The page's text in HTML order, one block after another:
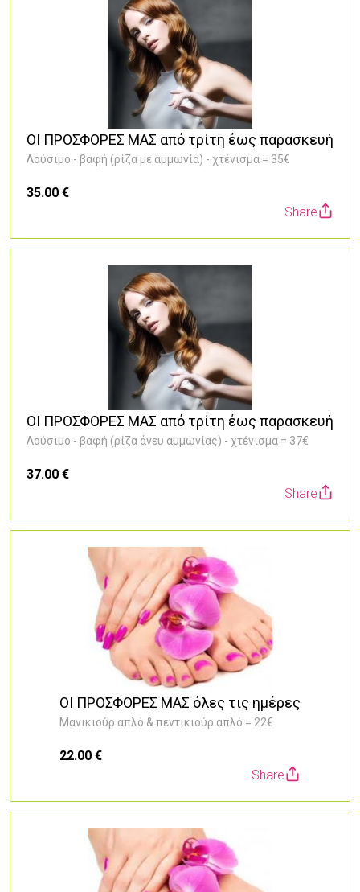
ΟΙ ΠΡΟΣΦΟΡΕΣ ΜΑΣ από τρίτη έως παρασκευή
Λούσιμο - βαφή (ρίζα με αμμωνία) - χτένισμα = 35€
35.00 €
Share
ΟΙ ΠΡΟΣΦΟΡΕΣ ΜΑΣ από τρίτη έως παρασκευή
Λούσιμο - βαφή (ρίζα άνευ αμμωνίας) - χτένισμα = 37€
37.00 €
Share
ΟΙ ΠΡΟΣΦΟΡΕΣ ΜΑΣ όλες τις ημέρες
Μανικιούρ απλό & πεντικιούρ απλό = 22€
22.00 €
Share
5